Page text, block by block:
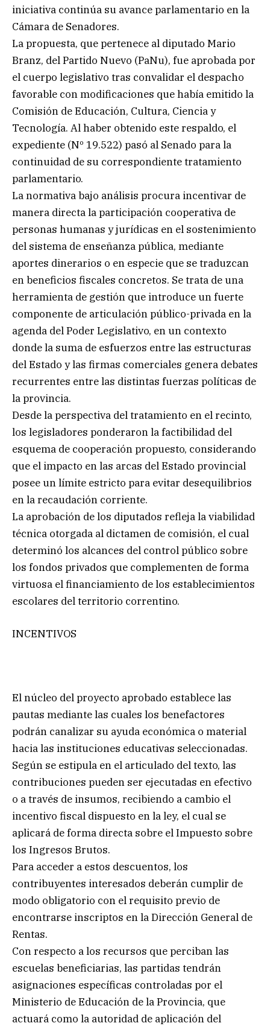
iniciativa continúa su avance parlamentario en la
Cámara de Senadores.
La propuesta, que pertenece al diputado Mario
Branz, del Partido Nuevo (PaNu), fue aprobada por
el cuerpo legislativo tras convalidar el despacho
favorable con modificaciones que había emitido la
Comisión de Educación, Cultura, Ciencia y
Tecnología. Al haber obtenido este respaldo, el
expediente (Nº 19.522) pasó al Senado para la
continuidad de su correspondiente tratamiento
parlamentario.
La normativa bajo análisis procura incentivar de
manera directa la participación cooperativa de
personas humanas y jurídicas en el sostenimiento
del sistema de enseñanza pública, mediante
aportes dinerarios o en especie que se traduzcan
en beneficios fiscales concretos. Se trata de una
herramienta de gestión que introduce un fuerte
componente de articulación público-privada en la
agenda del Poder Legislativo, en un contexto
donde la suma de esfuerzos entre las estructuras
del Estado y las firmas comerciales genera debates
recurrentes entre las distintas fuerzas políticas de
la provincia.
Desde la perspectiva del tratamiento en el recinto,
los legisladores ponderaron la factibilidad del
esquema de cooperación propuesto, considerando
que el impacto en las arcas del Estado provincial
posee un límite estricto para evitar desequilibrios
en la recaudación corriente.
La aprobación de los diputados refleja la viabilidad
técnica otorgada al dictamen de comisión, el cual
determinó los alcances del control público sobre
los fondos privados que complementen de forma
virtuosa el financiamiento de los establecimientos
escolares del territorio correntino.
INCENTIVOS
El núcleo del proyecto aprobado establece las
pautas mediante las cuales los benefactores
podrán canalizar su ayuda económica o material
hacia las instituciones educativas seleccionadas.
Según se estipula en el articulado del texto, las
contribuciones pueden ser ejecutadas en efectivo
o a través de insumos, recibiendo a cambio el
incentivo fiscal dispuesto en la ley, el cual se
aplicará de forma directa sobre el Impuesto sobre
los Ingresos Brutos.
Para acceder a estos descuentos, los
contribuyentes interesados deberán cumplir de
modo obligatorio con el requisito previo de
encontrarse inscriptos en la Dirección General de
Rentas.
Con respecto a los recursos que perciban las
escuelas beneficiarias, las partidas tendrán
asignaciones específicas controladas por el
Ministerio de Educación de la Provincia, que
actuará como la autoridad de aplicación del